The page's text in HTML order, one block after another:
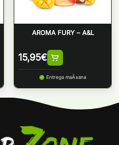
AROMA FURY – A&L
15,95€
Entrega maÃ±ana